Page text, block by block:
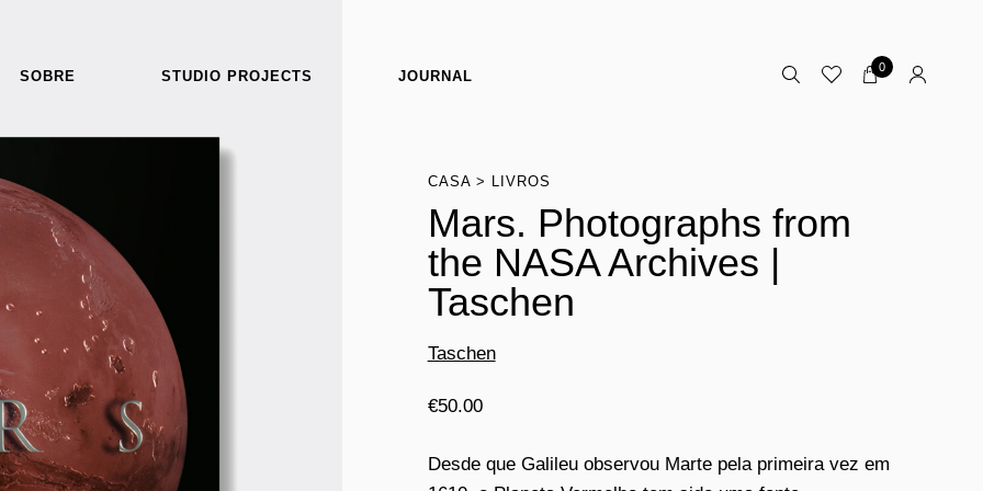
SOBRE STUDIO PROJECTS JOURNAL
0
CASA LIVROS
Mars. Photographs from
the NASA Archives |
Taschen
Taschen
€50.00
Desde que Galileu observou Marte pela primeira vez em